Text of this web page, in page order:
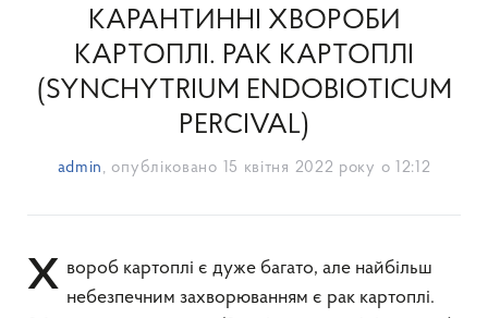
КАРАНТИННІ ХВОРОБИ
КАРТОПЛІ. РАК КАРТОПЛІ
(SYNCHYTRIUM ENDOBIOTICUM
PERCIVAL)
admin , опубліковано 15 квітня 2022 року о 12:12
Хвороб картоплі є дуже багато, але найбільш небезпечним захворюванням є рак картоплі.